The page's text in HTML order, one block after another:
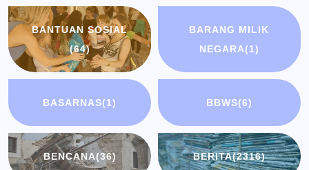
BANTUAN SOSIAL
(64)
BARANG MILIK
NEGARA(1)
BASARNAS(1) BBWS(6)
BENCANA(36) BERITA(2316)